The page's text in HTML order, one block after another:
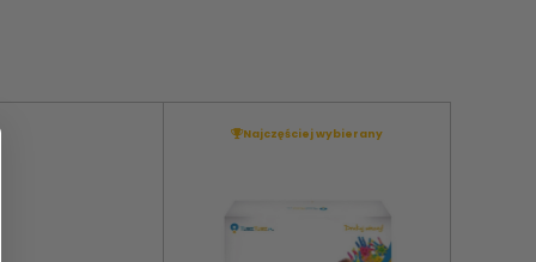
Najczęściej wybierany